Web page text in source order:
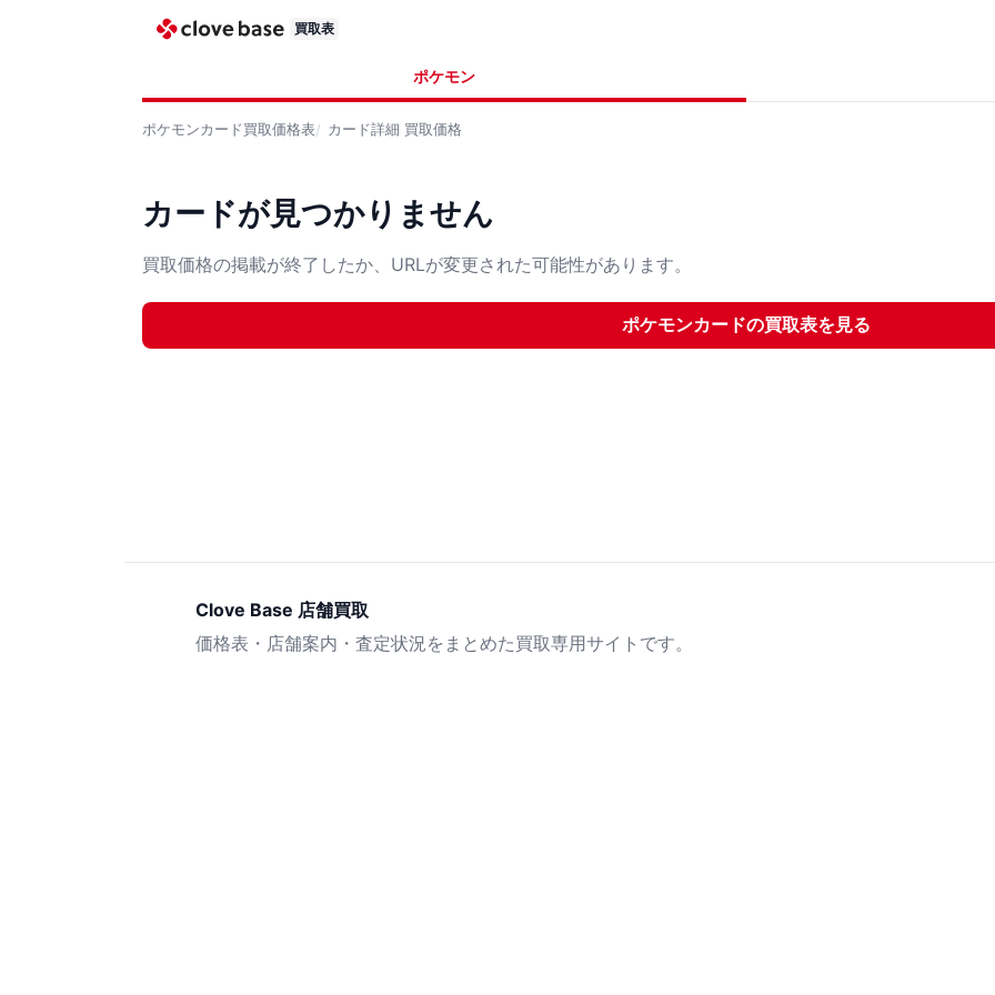
買取表
ポケモン
ポケモンカード買取価格表 カード詳細 買取価格
カードが見つかりません
買取価格の掲載が終了したか、URLが変更された可能性があります。
ポケモンカードの買取表を見る
Clove Base 店舗買取
価格表・店舗案内・査定状況をまとめた買取専用サイトです。